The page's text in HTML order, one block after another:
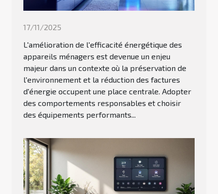
17/11/2025
L'amélioration de l'efficacité énergétique des
appareils ménagers est devenue un enjeu
majeur dans un contexte où la préservation de
l'environnement et la réduction des factures
d'énergie occupent une place centrale. Adopter
des comportements responsables et choisir
des équipements performants...